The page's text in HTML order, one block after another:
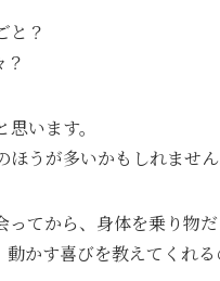
と？
います。
うが多いかもしれません
てから、身体を乗り物
かす喜びを教えてくれる